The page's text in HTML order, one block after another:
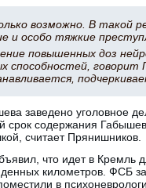
возможно. В такой
и особо тяжкие
повышенных доз
способностей, говорит
заведено уголовное
содержания
считает Прянишников.
что идет в Кремль
километров. ФСБ
в